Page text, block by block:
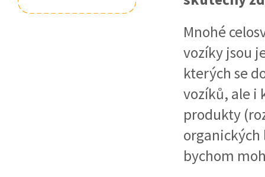
Mnohé
vozíky jsou
kterých se
vozíků, ale i
produkty
organických
bychom